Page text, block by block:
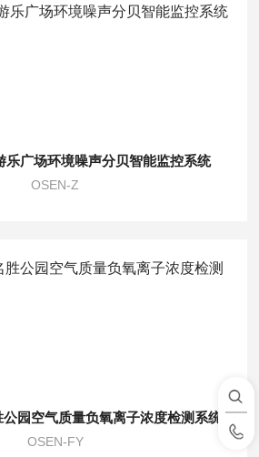
乐广场环境噪声分贝智能监控系统
OSEN-Z
园空气质量负氧离子浓度检测系统
OSEN-FY